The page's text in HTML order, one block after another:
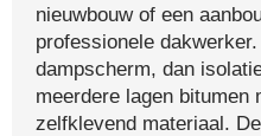
nieuwbouw of een
professionele
dampscherm, dan
meerdere lagen bitumen
zelfklevend materiaal.